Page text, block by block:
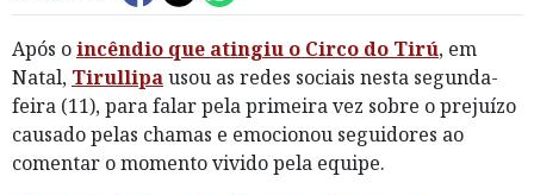
Após oincêndio que atingiu o Circo do Tirú, em
Natal, Tirullipausou as redes sociais nesta segunda-
feira (11), para falar pela primeira vez sobre o prejuízo
causado pelas chamas e emocionou seguidores ao
comentar o momento vivido pela equipe.